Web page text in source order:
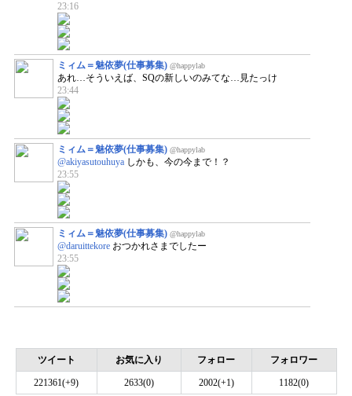
23:16
ミィム＝魅依夢(仕事募集) @happylab
あれ…そういえば、SQの新しいのみてな…見たっけ
23:44
ミィム＝魅依夢(仕事募集) @happylab
@akiyasutouhuya しかも、今の今まで！？
23:55
ミィム＝魅依夢(仕事募集) @happylab
@daruittekore おつかれさまでしたー
23:55
ツイート お気に入り フォロー フォロワー
221361(+9) 2633(0) 2002(+1) 1182(0)